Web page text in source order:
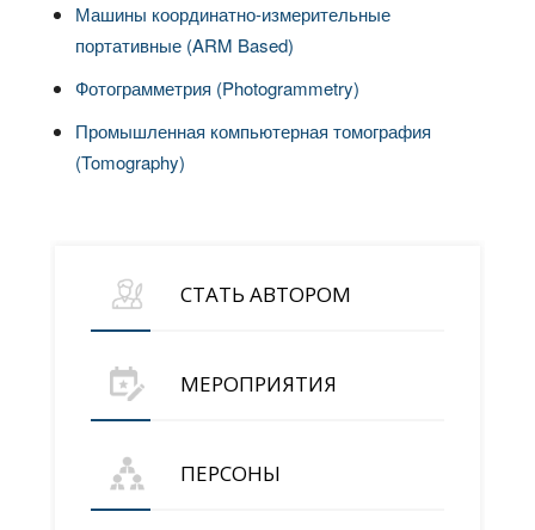
Машины координатно-измерительные
портативные (ARM Based)
Фотограмметрия (Photogrammetry)
Промышленная компьютерная томография
(Tomography)
СТАТЬ АВТОРОМ
МЕРОПРИЯТИЯ
ПЕРСОНЫ